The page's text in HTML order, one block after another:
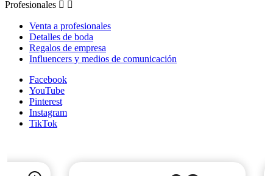
Profesionales  
Venta a profesionales
Detalles de boda
Regalos de empresa
Influencers y medios de comunicación
Facebook
YouTube
Pinterest
Instagram
TikTok